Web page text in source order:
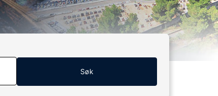
Søk